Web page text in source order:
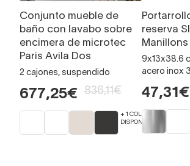
Conjunto mueble de
baño con lavabo sobre
encimera de microtec
Paris Avila Dos
2 cajones, suspendido
677,25€ 836,11€
+ 1 COLORES
DISPONIBLES
reserva
9x13x38.6
acero inox
47,31€